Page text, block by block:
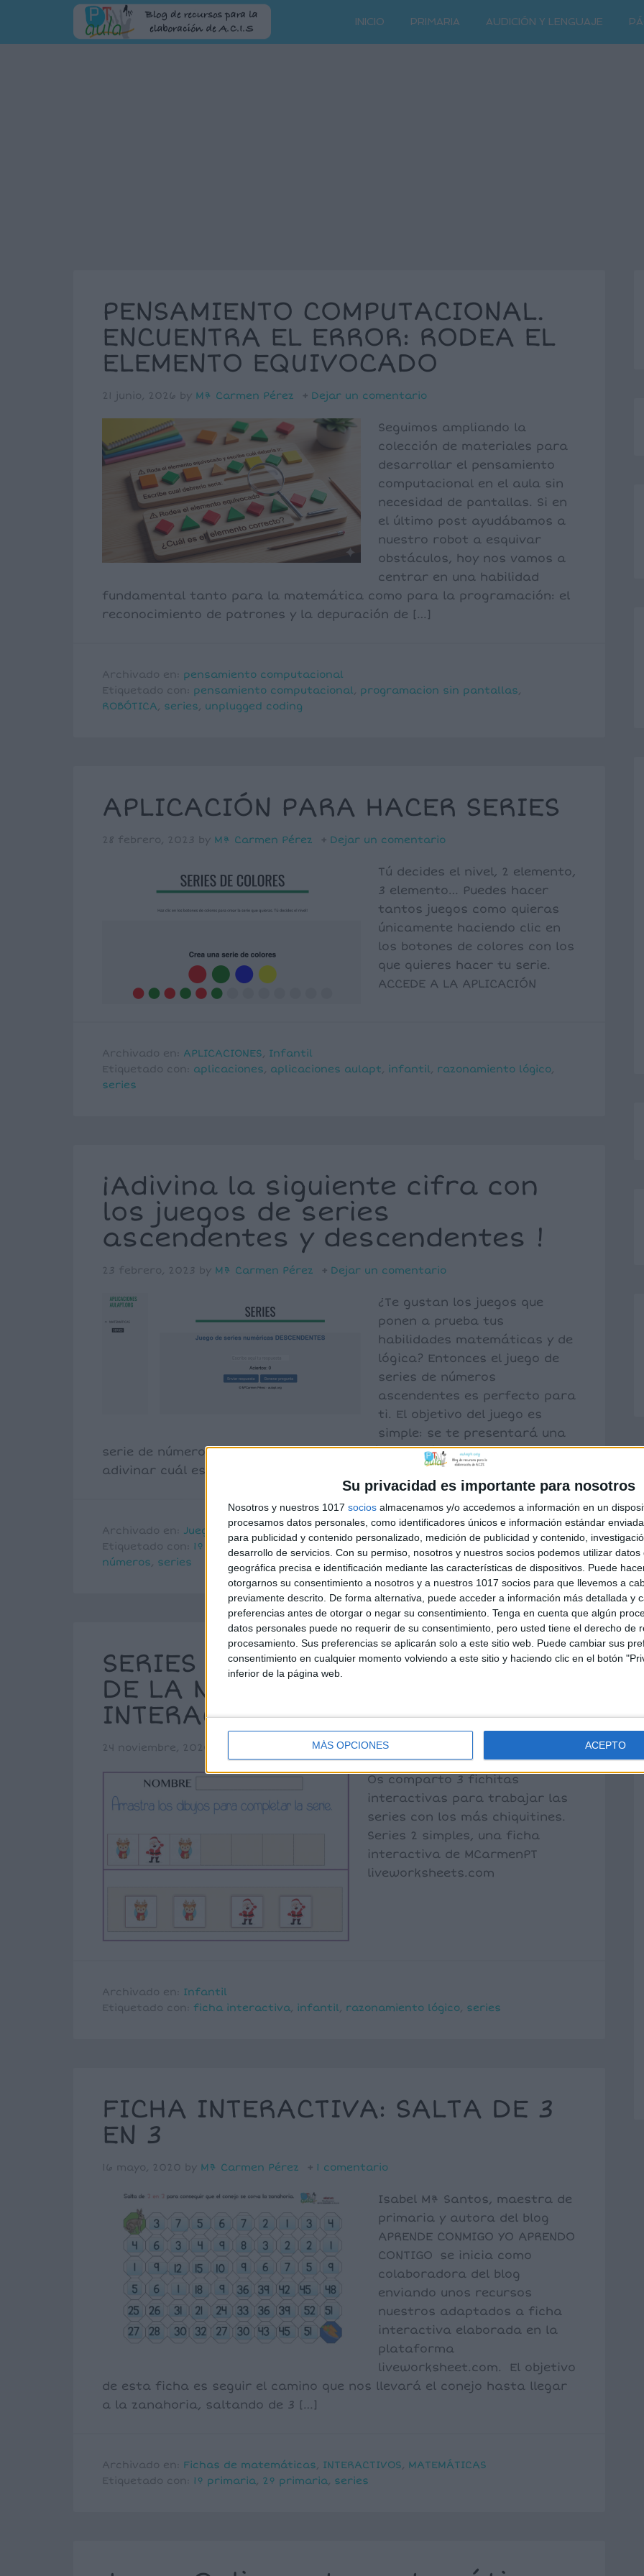
Su privacidad es importante para nosotros
Nosotros y nuestros 1017 socios almacenamos y/o accedemos a información en un
procesamos datos personales, como identificadores únicos e información estándar
para publicidad y contenido personalizado, medición de publicidad y contenido,
desarrollo de servicios. Con su permiso, nosotros y nuestros socios podemos utilizar datos
geográfica precisa e identificación mediante las características de dispositivos. Puede
otorgarnos su consentimiento a nosotros y a nuestros 1017 socios para que llevemos a
previamente descrito. De forma alternativa, puede acceder a información más detallada y
preferencias antes de otorgar o negar su consentimiento. Tenga en cuenta que algún
datos personales puede no requerir de su consentimiento, pero usted tiene el derecho de
procesamiento. Sus preferencias se aplicarán solo a este sitio web. Puede cambiar sus
consentimiento en cualquier momento volviendo a este sitio y haciendo clic en el botón
inferior de la página web.
MÁS OPCIONES ACEPTO
INICIO PRIMARIA AUDICIÓN Y LENGUAJE
PENSAMIENTO COMPUTACIONAL.
ENCUENTRA EL ERROR: RODEA EL
ELEMENTO EQUIVOCADO
21 junio, 2026 by Mª Carmen Pérez Dejar un comentario
Seguimos ampliando la
colección de materiales para
desarrollar el pensamiento
computacional en el aula sin
necesidad de pantallas. Si en
el último post ayudábamos a
nuestro robot a esquivar
obstáculos, hoy nos vamos a
centrar en una habilidad
fundamental tanto para la matemática como para la programación: el
reconocimiento de patrones y la depuración de […]
Archivado en: pensamiento computacional
Etiquetado con: pensamiento computacional, programacion sin pantallas,
ROBÓTICA, series, unplugged coding
APLICACIÓN PARA HACER SERIES
28 febrero, 2023 by Mª Carmen Pérez Dejar un comentario
Tú decides el nivel, 2 elemento,
3 elemento… Puedes hacer
tantos juegos como quieras
únicamente haciendo clic en
los botones de colores con los
que quieres hacer tu serie.
ACCEDE A LA APLICACIÓN
Archivado en: APLICACIONES, Infantil
Etiquetado con: aplicaciones, aplicaciones aulapt, infantil, razonamiento lógico,
series
¡Adivina la siguiente cifra con
los juegos de series
ascendentes y descendentes !
23 febrero, 2023 by Mª Carmen Pérez Dejar un comentario
¿Te gustan los juegos que
ponen a prueba tus
habilidades matemáticas y de
lógica? Entonces el juego de
series de números
ascendentes es perfecto para
ti. El objetivo del juego es
simple: se te presentará una
serie de números que siguen una progresión aritmética, y tu tarea es
adivinar cuál es el siguiente número en […]
Archivado en: Juegos matemáticas Juegos numeración
Etiquetado con: 1º primaria 2º primaria 3º primaria 4º primaria juego online
números, series
SERIES LÓGICAS CON TEMÁTICA
DE LA NAVIDAD. FICHAS
INTERACTIVAS
24 noviembre, 2020 Mª Carmen Pérez Dejar un comentario
Os comparto 3 fichitas
interactivas para trabajar las
series con los más chiquitines.
Series 2 simples, una ficha
interactiva de MCarmenPT
liveworksheets.com
Archivado en: Infantil
Etiquetado con: ficha interactiva, infantil, razonamiento lógico, series
FICHA INTERACTIVA: SALTA DE 3
EN 3
16 mayo, 2020 by Mª Carmen Pérez 1 comentario
Isabel Mª Santos, maestra de
primaria y autora del blog
APRENDE CONMIGO YO APRENDO
CONTIGO se inicia como
colaboradora del blog
enviando unos recursos
nuestros adaptados a ficha
interactiva elaborada en la
plataforma
liveworksheet.com. El objetivo
de esta ficha es seguir el camino que nos llevará el conejo hasta llegar
a la zanahoria, saltando de 3 […]
Archivado en: Fichas de matemáticas, INTERACTIVOS, MATEMÁTICAS
Etiquetado con: 1º primaria, 2º primaria, series